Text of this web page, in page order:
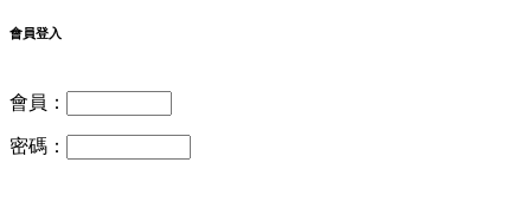
會員登入
會員：
密碼：